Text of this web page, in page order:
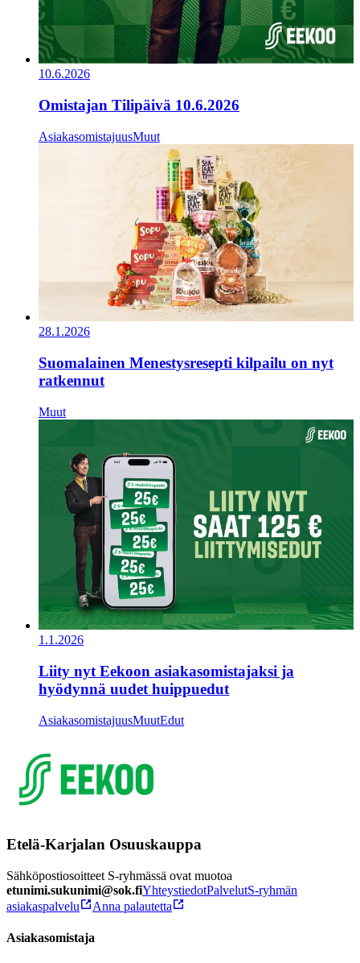
10.6.2026
Omistajan Tilipäivä 10.6.2026
AsiakasomistajuusMuut
28.1.2026
Suomalainen Menestysresepti kilpailu on nyt
ratkennut
Muut
1.1.2026
Liity nyt Eekoon asiakasomistajaksi ja
hyödynnä uudet huippuedut
AsiakasomistajuusMuutEdut
Etelä-Karjalan Osuuskauppa
Sähköpostiosoitteet S-ryhmässä ovat muotoa
etunimi.sukunimi@sok.fiYhteystiedotPalvelutS-ryhmän
asiakaspalvelu
Anna palautetta
Asiakasomistaja